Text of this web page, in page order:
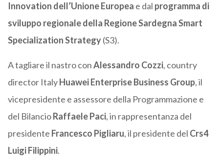
Innovation dell’Unione Europea e dal programma di
sviluppo regionale della Regione Sardegna Smart
Specialization Strategy(S3).
A tagliare il nastro conAlessandro Cozzi, country
director ItalyHuawei Enterprise Business Group, il
vicepresidente e assessore della Programmazione e
del BilancioRaffaele Paci, in rappresentanza del
presidente Francesco Pigliaru, il presidente del Crs4
Luigi Filippini.